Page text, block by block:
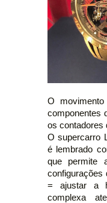
O
componentes
os contadores
O supercarro
é lembrado
que permite
configurações
= ajustar a
complexa